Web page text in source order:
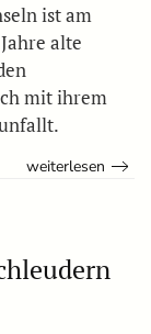
ist am
alte
mit ihrem
weiterlesen